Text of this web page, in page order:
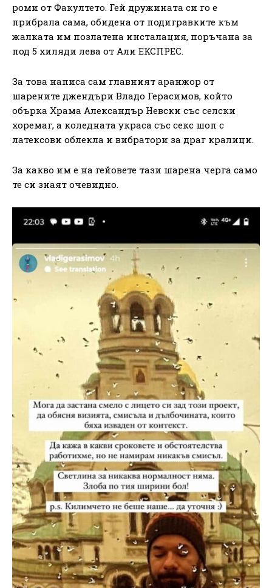
роми от Факултето. Гей дружината си го е
прибрала сама, обидена от подигравките към
жалката им позлатена инсталация, поръчана за
под 5 хиляди лева от Али ЕКСПРЕС.
За това написа сам главният аранжор от
шарените джендъри Владо Герасимов, който
обърка Храма Александър Невски със селски
хоремаг, а коледната украса със секс шоп с
латексови облекла и вибратори за драг кралици.
За какво им е на гейовете тази шарена черга само
те си знаят очевидно.